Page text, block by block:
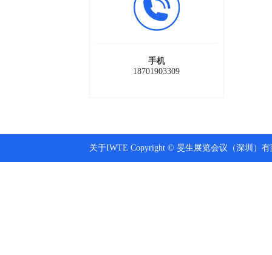
手机
18701903309
关于IWTE Copyright © 旻生展览会议（深圳）